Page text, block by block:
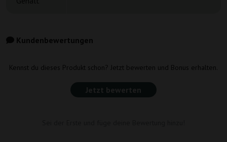
Kundenbewertungen
Kennst du dieses Produkt schon? Jetzt bewerten und Bonus erhalten.
Jetzt bewerten